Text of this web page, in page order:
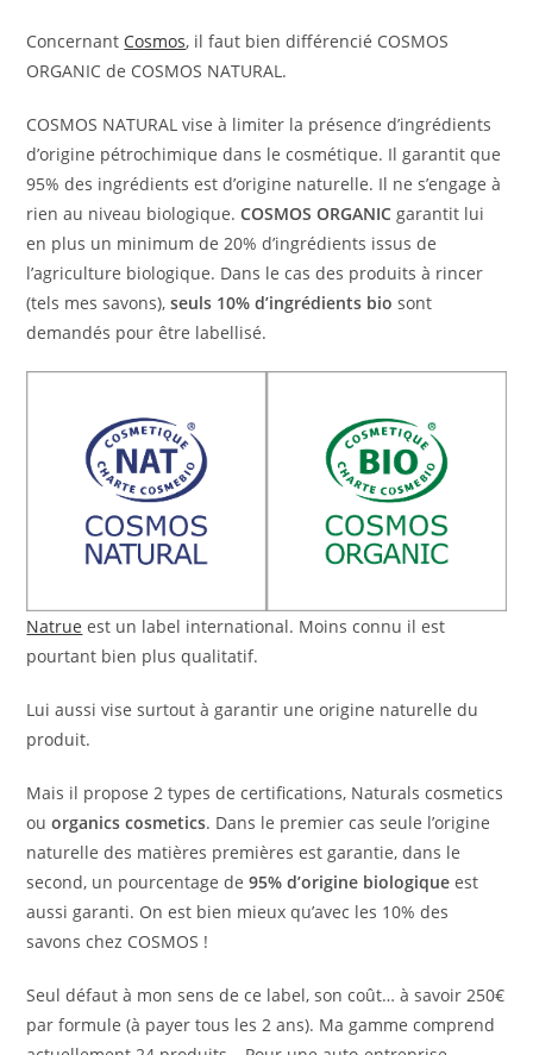
Concernant Cosmos, il faut bien différencié COSMOS
ORGANIC de COSMOS NATURAL.
COSMOS NATURAL vise à limiter la présence d’ingrédients
d’origine pétrochimique dans le cosmétique. Il garantit que
95% des ingrédients est d’origine naturelle. Il ne s’engage à
rien au niveau biologique.COSMOS ORGANICgarantit lui
en plus un minimum de 20% d’ingrédients issus de
l’agriculture biologique. Dans le cas des produits à rincer
(tels mes savons),seuls 10% d’ingrédients bio sont
demandés pour être labellisé.
Natrue est un label international. Moins connu il est
pourtant bien plus qualitatif.
Lui aussi vise surtout à garantir une origine naturelle du
produit.
Mais il propose 2 types de certifications, Naturals cosmetics
ouorganics cosmetics. Dans le premier cas seule l’origine
naturelle des matières premières est garantie, dans le
second, un pourcentage de 95% d’origine biologique est
aussi garanti. On est bien mieux qu’avec les 10% des
savons chez COSMOS !
Seul défaut à mon sens de ce label, son coût… à savoir 250€
par formule (à payer tous les 2 ans). Ma gamme comprend